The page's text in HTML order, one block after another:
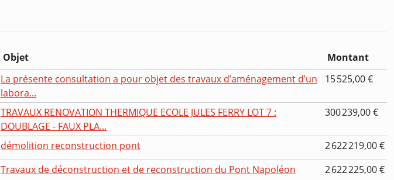
Objet
Montant
La présente consultation a pour objet des travaux d’aménagement d’un
labora...
15 525,00 €
TRAVAUX RENOVATION THERMIQUE ECOLE JULES FERRY LOT 7 :
DOUBLAGE - FAUX PLA...
300 239,00 €
démolition reconstruction pont
2 622 219,00 €
Travaux de déconstruction et de reconstruction du Pont Napoléon
2 622 225,00 €